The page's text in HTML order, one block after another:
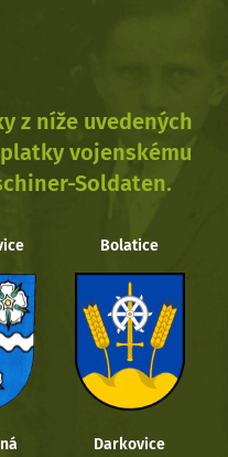
z níže uvedených
vojenskému
Soldaten.
Bolatice
Darkovice